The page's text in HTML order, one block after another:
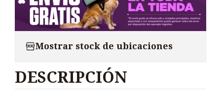
Mostrar stock de ubicaciones
DESCRIPCIÓN